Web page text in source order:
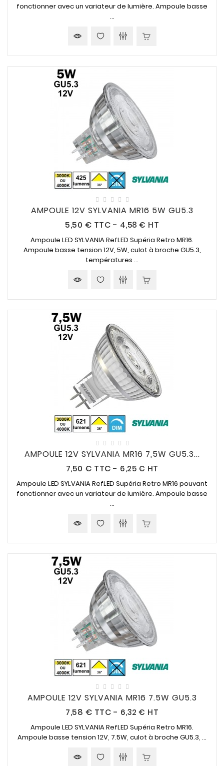
fonctionner avec un variateur de lumière. Ampoule basse
...
AMPOULE 12V SYLVANIA MR16 5W GU5.3
5,50 € Prix
TTC - 4,58 € HT
Ampoule LED SYLVANIA RefLED Supéria Retro MR16.
Ampoule basse tension 12V, 5W, culot à broche GU5.3,
températures ...
AMPOULE 12V SYLVANIA MR16 7,5W GU5.3...
7,50 € Prix
TTC - 6,25 € HT
Ampoule LED SYLVANIA RefLED Supéria Retro MR16 pouvant
fonctionner avec un variateur de lumière. Ampoule basse
...
AMPOULE 12V SYLVANIA MR16 7.5W GU5.3
7,58 € Prix
TTC - 6,32 € HT
Ampoule LED SYLVANIA RefLED Supéria Retro MR16.
Ampoule basse tension 12V, 7.5W, culot à broche GU5.3, ...